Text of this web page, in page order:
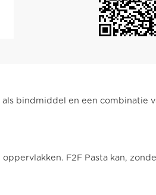
bindmiddel en een combinatie
F2F Pasta kan,